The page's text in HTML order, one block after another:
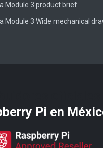
Module 3 product brief
Module 3 Wide mechanical
Pi​ en